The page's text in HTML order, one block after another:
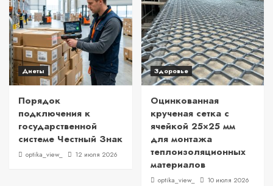
Диеты
Порядок
подключения к
государственной
системе Честный Знак
optika_view_ 12 июля 2026
Здоровье
Оцинкованная
крученая сетка с
ячейкой 25×25 мм
для монтажа
теплоизоляционных
материалов
optika_view_ 10 июля 2026